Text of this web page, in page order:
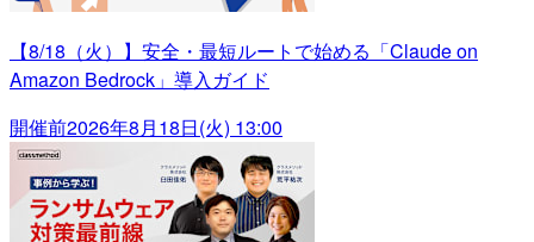
【8/18（火）】安全・最短ルートで始める「Claude on
Amazon Bedrock」導入ガイド
開催前2026年8月18日(火) 13:00